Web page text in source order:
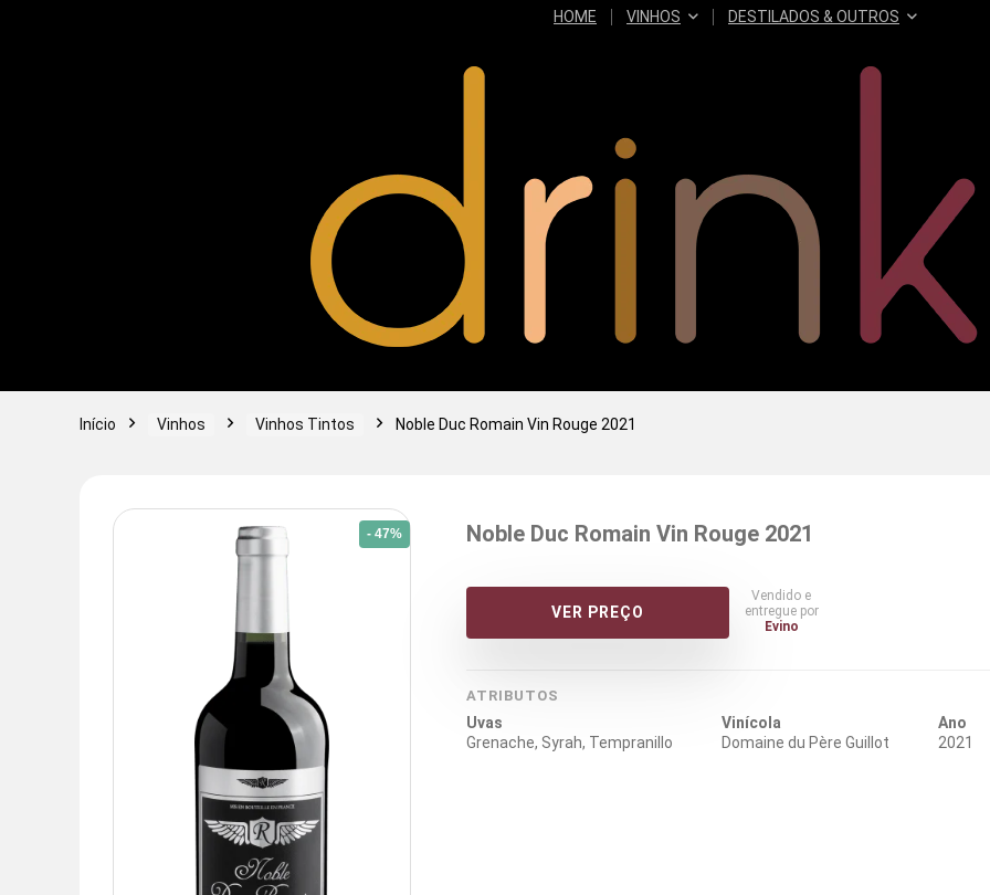
HOME VINHOS DESTILADOS & OUTROS
Início Vinhos Vinhos Tintos Noble Duc Romain Vin Rouge 2021
- 47% Noble Duc Romain Vin Rouge 2021
VER PREÇO
Vendido e
entregue por
Evino
ATRIBUTOS
Uvas
Grenache, Syrah, Tempranillo
Vinícola
Domaine du Père Guillot
Ano
2021